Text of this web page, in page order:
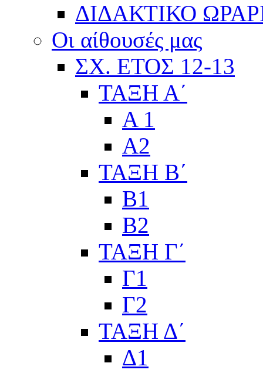
ΔΙΔΑΚΤΙΚΟ
Οι αίθουσές μας
ΣΧ. ΕΤΟΣ 12-13
ΤΑΞΗ Α΄
Α 1
Α2
ΤΑΞΗ Β΄
Β1
Β2
ΤΑΞΗ Γ΄
Γ1
Γ2
ΤΑΞΗ Δ΄
Δ1